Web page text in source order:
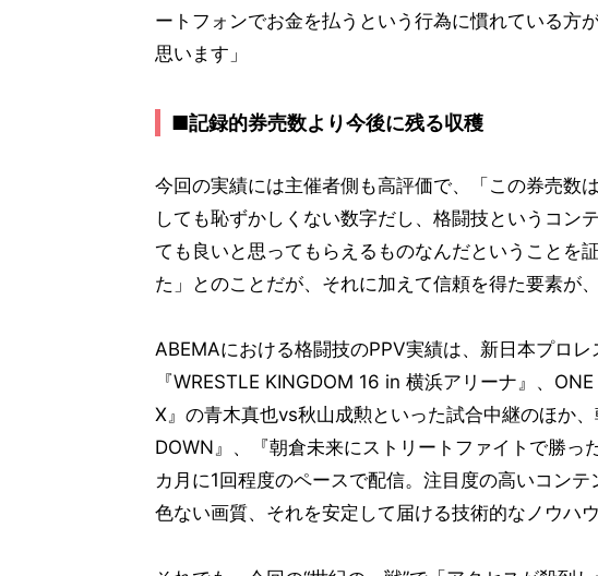
ートフォンでお金を払うという行為に慣れている方
思います」
■記録的券売数より今後に残る収穫
今回の実績には主催者側も高評価で、「この券売数
しても恥ずかしくない数字だし、格闘技というコン
ても良いと思ってもらえるものなんだということを
た」とのことだが、それに加えて信頼を得た要素が
ABEMAにおける格闘技のPPV実績は、新日本プロ
『WRESTLE KINGDOM 16 in 横浜アリーナ』、
X』の青木真也vs秋山成勲といった試合中継のほか
DOWN』、『朝倉未来にストリートファイトで勝っ
カ月に1回程度のペースで配信。注目度の高いコン
色ない画質、それを安定して届ける技術的なノウハ